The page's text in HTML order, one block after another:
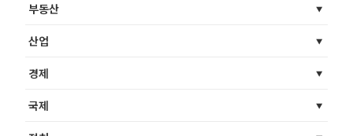
부동산
산업
경제
국제